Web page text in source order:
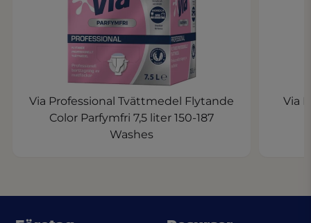
Via Professional Tvättmedel Flytande
Color Parfymfri 7,5 liter 150-187
Washes
Via